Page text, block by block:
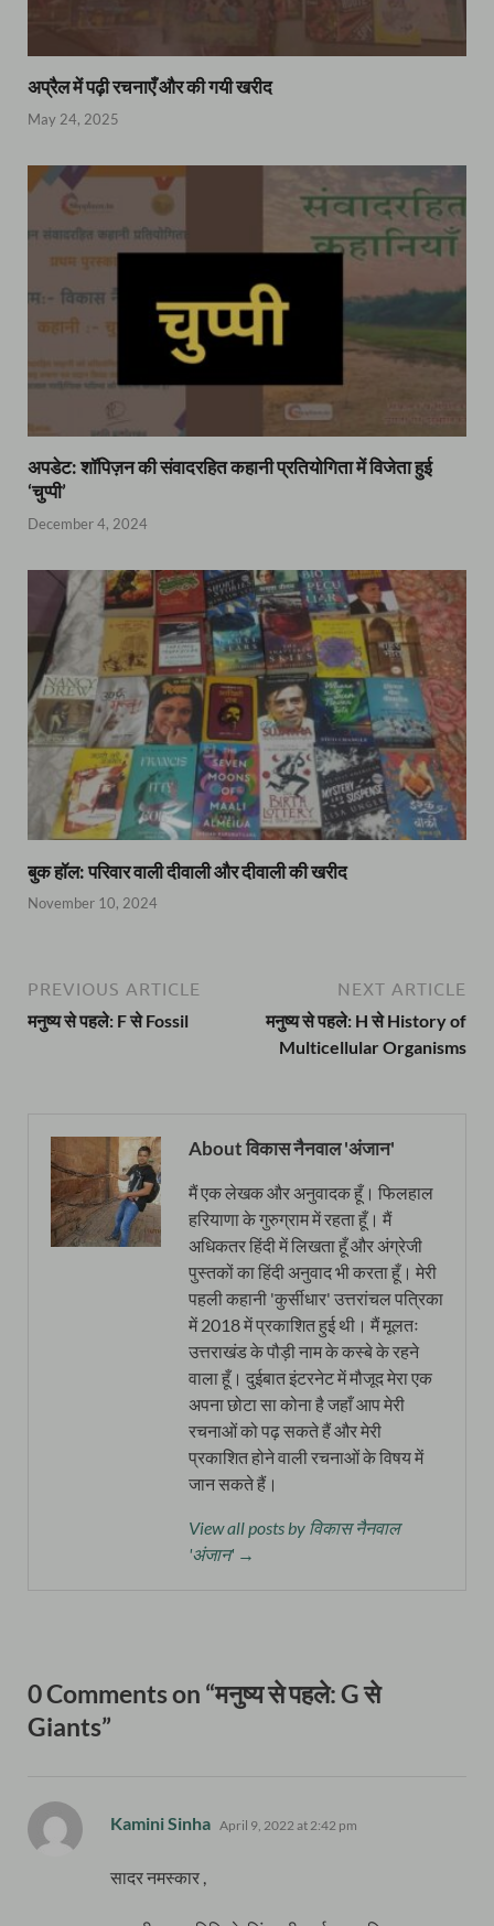
अप्रैल में पढ़ी रचनाएँ और की गयी खरीद
May 24, 2025
अपडेट: शॉपिज़न की संवादरहित कहानी प्रतियोगिता में विजेता हुई
‘चुप्पी’
December 4, 2024
बुक हॉल: परिवार वाली दीवाली और दीवाली की खरीद
November 10, 2024
PREVIOUS ARTICLE
मनुष्य से पहले: F से Fossil
NEXT ARTICLE
मनुष्य से पहले: H से History of
Multicellular Organisms
About विकास नैनवाल 'अंजान'
मैं एक लेखक और अनुवादक हूँ। फिलहाल
हरियाणा के गुरुग्राम में रहता हूँ। मैं
अधिकतर हिंदी में लिखता हूँ और अंग्रेजी
पुस्तकों का हिंदी अनुवाद भी करता हूँ। मेरी
पहली कहानी 'कुर्सीधार' उत्तरांचल पत्रिका
में 2018 में प्रकाशित हुई थी। मैं मूलतः
उत्तराखंड के पौड़ी नाम के कस्बे के रहने
वाला हूँ। दुईबात इंटरनेट में मौजूद मेरा एक
अपना छोटा सा कोना है जहाँ आप मेरी
रचनाओं को पढ़ सकते हैं और मेरी
प्रकाशित होने वाली रचनाओं के विषय में
जान सकते हैं।
View all posts by विकास नैनवाल
'अंजान' →
0 Comments on “मनुष्य से पहले: G से
Giants”
Kamini Sinha says:
April 9, 2022 at 2:42 pm
सादर नमस्कार ,